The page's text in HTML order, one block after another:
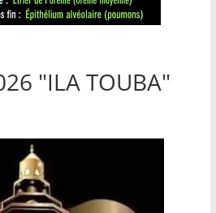
"ILA TOUBA"